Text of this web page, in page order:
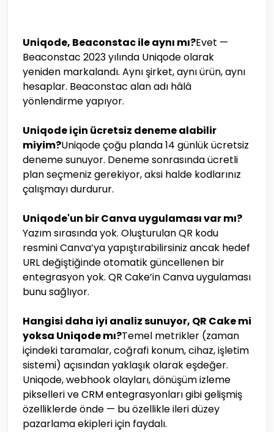
Uniqode, Beaconstac ile aynı mı?Evet —
Beaconstac 2023 yılında Uniqode olarak
yeniden markalandı. Aynı şirket, aynı ürün, aynı
hesaplar. Beaconstac alan adı hâlâ
yönlendirme yapıyor.
Uniqode için ücretsiz deneme alabilir
miyim?Uniqode çoğu planda 14 günlük ücretsiz
deneme sunuyor. Deneme sonrasında ücretli
plan seçmeniz gerekiyor, aksi halde kodlarınız
çalışmayı durdurur.
Uniqode'un bir Canva uygulaması var mı?
Yazım sırasında yok. Oluşturulan QR kodu
resmini Canva’ya yapıştırabilirsiniz ancak hedef
URL değiştiğinde otomatik güncellenen bir
entegrasyon yok. QR Cake’in Canva uygulaması
bunu sağlıyor.
Hangisi daha iyi analiz sunuyor, QR Cake mi
yoksa Uniqode mı?Temel metrikler (zaman
içindeki taramalar, coğrafi konum, cihaz, işletim
sistemi) açısından yaklaşık olarak eşdeğer.
Uniqode, webhook olayları, dönüşüm izleme
pikselleri ve CRM entegrasyonları gibi gelişmiş
özelliklerde önde — bu özellikle ileri düzey
pazarlama ekipleri için faydalı.